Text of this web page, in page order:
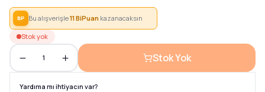
BP Bu alışverişle11BiPuan kazanacaksın
Stok yok
1 Stok Yok
Yardıma mı ihtiyacın var?